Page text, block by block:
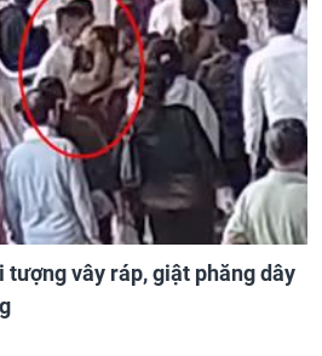
tượng vây ráp, giật phăng dây